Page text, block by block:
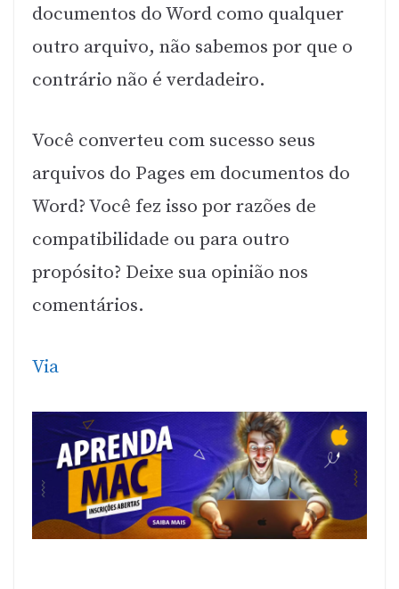
documentos do Word como qualquer
outro arquivo, não sabemos por que o
contrário não é verdadeiro.
Você converteu com sucesso seus
arquivos do Pages em documentos do
Word? Você fez isso por razões de
compatibilidade ou para outro
propósito? Deixe sua opinião nos
comentários.
Via